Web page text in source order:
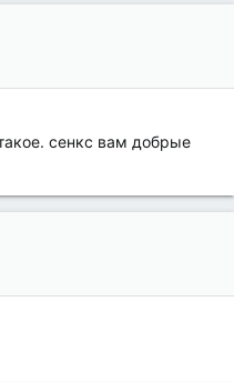
сенкс вам добрые